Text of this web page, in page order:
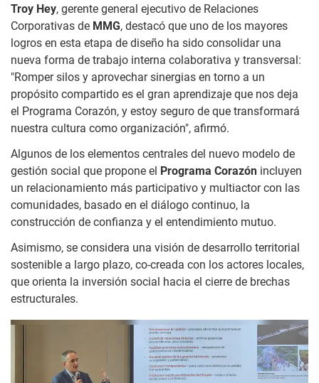
Troy Hey, gerente general ejecutivo de Relaciones
Corporativas de MMG, destacó que uno de los mayores
logros en esta etapa de diseño ha sido consolidar una
nueva forma de trabajo interna colaborativa y transversal:
"Romper silos y aprovechar sinergias en torno a un
propósito compartido es el gran aprendizaje que nos deja
el Programa Corazón, y estoy seguro de que transformará
nuestra cultura como organización", afirmó.
Algunos de los elementos centrales del nuevo modelo de
gestión social que propone el Programa Corazón incluyen
un relacionamiento más participativo y multiactor con las
comunidades, basado en el diálogo continuo, la
construcción de confianza y el entendimiento mutuo.
Asimismo, se considera una visión de desarrollo territorial
sostenible a largo plazo, co-creada con los actores locales,
que orienta la inversión social hacia el cierre de brechas
estructurales.